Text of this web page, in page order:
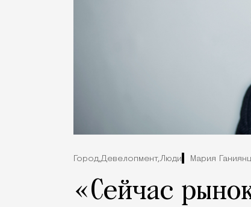
Город,Девелопмент,Люди Мария Ганиянц
«Сейчас